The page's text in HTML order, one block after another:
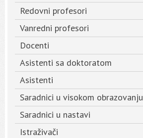
Redovni profesori
Vanredni profesori
Docenti
Asistenti sa doktoratom
Asistenti
Saradnici u visokom obrazovanju
Saradnici u nastavi
Istraživači